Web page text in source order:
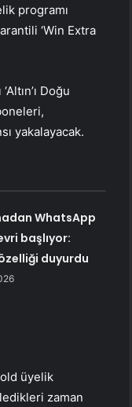
programı
‘Win Extra
Doğu
yakalayacak.
WhatsApp
başlıyor:
duyurdu
üyelik
zaman